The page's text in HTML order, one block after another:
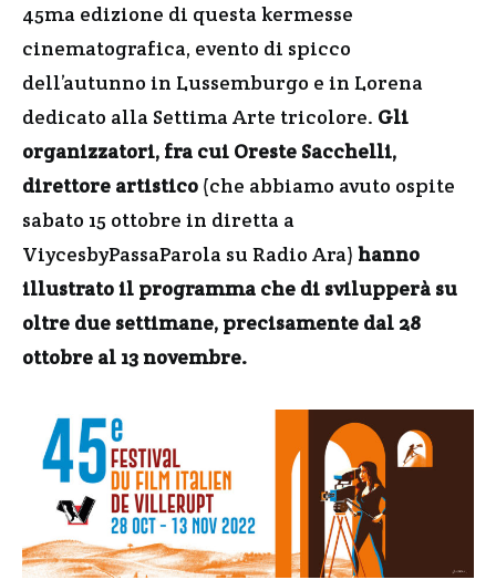
45ma edizione di questa kermesse
cinematografica, evento di spicco
dell’autunno in Lussemburgo e in Lorena
dedicato alla Settima Arte tricolore. Gli
organizzatori, fra cui Oreste Sacchelli,
direttore artistico (che abbiamo avuto ospite
sabato 15 ottobre in diretta a
ViycesbyPassaParola su Radio Ara) hanno
illustrato il programma che di svilupperà su
oltre due settimane, precisamente dal 28
ottobre al 13 novembre.